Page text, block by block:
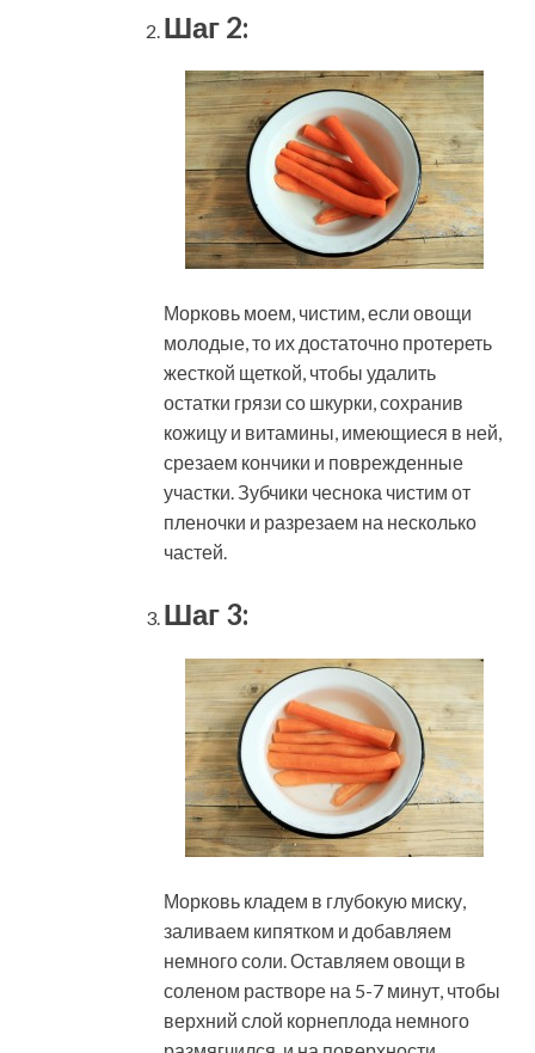
Шаг 2:
Морковь моем, чистим, если овощи
молодые, то их достаточно протереть
жесткой щеткой, чтобы удалить
остатки грязи со шкурки, сохранив
кожицу и витамины, имеющиеся в ней,
срезаем кончики и поврежденные
участки. Зубчики чеснока чистим от
пленочки и разрезаем на несколько
частей.
Шаг 3:
Морковь кладем в глубокую миску,
заливаем кипятком и добавляем
немного соли. Оставляем овощи в
соленом растворе на 5-7 минут, чтобы
верхний слой корнеплода немного